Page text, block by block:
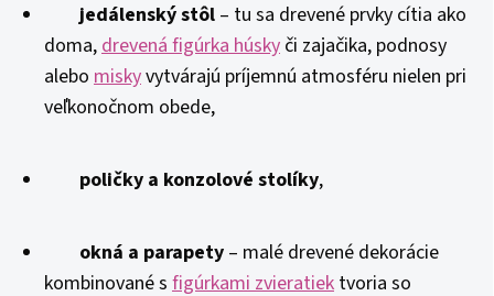
jedálenský stôl – tu sa drevené prvky cítia ako
doma,drevená figúrka húsky či zajačika, podnosy
alebo miskyvytvárajú príjemnú atmosféru nielen pri
veľkonočnom obede,
poličky a konzolové stolíky,
okná a parapety – malé drevené dekorácie
kombinované s figúrkami zvieratiek tvoria so